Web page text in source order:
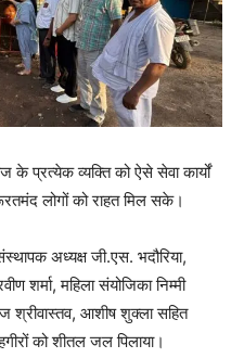
के प्रत्येक व्यक्ति को ऐसे सेवा कार्यों
लोगों को राहत मिल सके।
अध्यक्ष जी.एस. भदौरिया,
शर्मा, महिला संयोजिका निम्मी
श्रीवास्तव, आशीष शुक्ला सहित
को शीतल जल पिलाया।